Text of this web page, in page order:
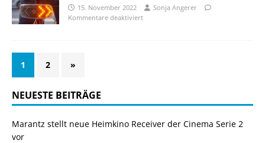
15. November 2022
Sonja Angerer
Kommentare deaktiviert
1 2 »
NEUESTE BEITRÄGE
Marantz stellt neue Heimkino Receiver der Cinema Serie 2
vor